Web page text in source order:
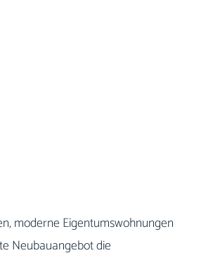
moderne Eigentumswohnungen
Neubauangebot die